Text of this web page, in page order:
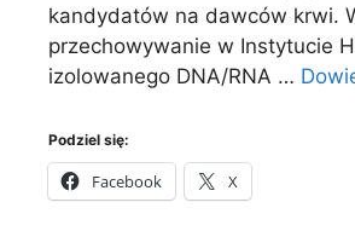
kandydatów na dawców krwi.
przechowywanie w Instytucie
izolowanego DNA/RNA …
Podziel się:
Facebook X